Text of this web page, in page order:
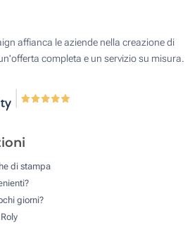
affianca le aziende nella creazione di
completa e un servizio su misura.
di stampa
giorni?